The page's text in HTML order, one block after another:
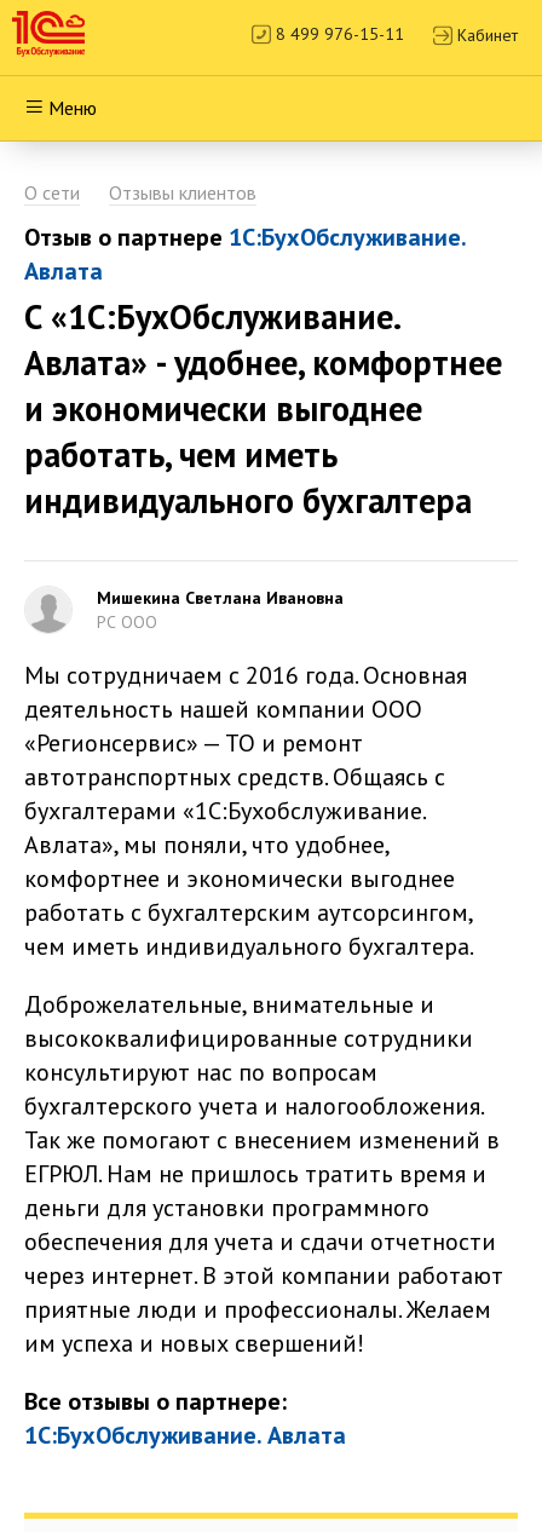
8 499 976-15-11 Кабинет
Меню
О сети Отзывы клиентов
Отзыв о партнере 1С:БухОбслуживание.
Авлата
С «1С:БухОбслуживание.
Авлата» - удобнее, комфортнее
и экономически выгоднее
работать, чем иметь
индивидуального бухгалтера
Мишекина Светлана Ивановна
РС ООО
Мы сотрудничаем с 2016 года. Основная
деятельность нашей компании ООО
«Регионсервис» — ТО и ремонт
автотранспортных средств. Общаясь с
бухгалтерами «1С:Бухобслуживание.
Авлата», мы поняли, что удобнее,
комфортнее и экономически выгоднее
работать с бухгалтерским аутсорсингом,
чем иметь индивидуального бухгалтера.
Доброжелательные, внимательные и
высококвалифицированные сотрудники
консультируют нас по вопросам
бухгалтерского учета и налогообложения.
Так же помогают с внесением изменений в
ЕГРЮЛ. Нам не пришлось тратить время и
деньги для установки программного
обеспечения для учета и сдачи отчетности
через интернет. В этой компании работают
приятные люди и профессионалы. Желаем
им успеха и новых свершений!
Все отзывы о партнере:
1С:БухОбслуживание. Авлата